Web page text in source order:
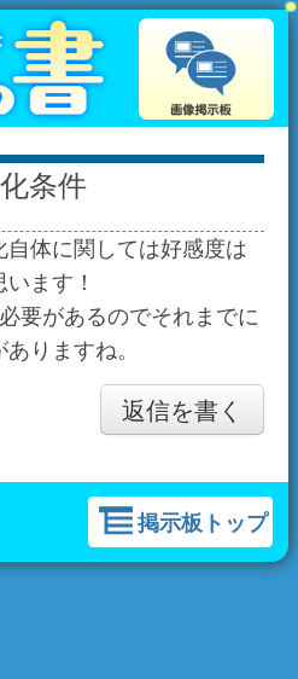
ては好感度は
でそれまでに
。
返信を書く